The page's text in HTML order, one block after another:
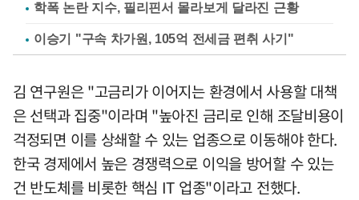
학폭 논란 지수, 필리핀서 몰라보게 달라진 근황
이승기 "구속 차가원, 105억 전세금 편취 사기"
김 연구원은 "고금리가 이어지는 환경에서 사용할 대책
은 선택과 집중"이라며 "높아진 금리로 인해 조달비용이
걱정되면 이를 상쇄할 수 있는 업종으로 이동해야 한다.
한국 경제에서 높은 경쟁력으로 이익을 방어할 수 있는
건 반도체를 비롯한 핵심 IT 업종"이라고 전했다.